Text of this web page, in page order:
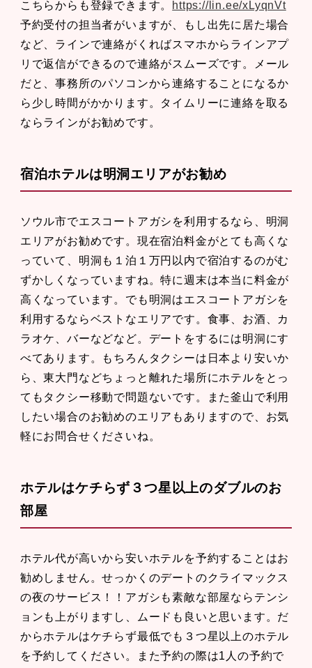
こちらからも登録できます。
https://lin.ee/xLyqnVt
予約受付の担当者がいますが、もし出先に居た場合
など、ラインで連絡がくればスマホからラインアプ
リで返信ができるので連絡がスムーズです。メール
だと、事務所のパソコンから連絡することになるか
ら少し時間がかかります。タイムリーに連絡を取る
ならラインがお勧めです。
宿泊ホテルは明洞エリアがお勧め
ソウル市でエスコートアガシを利用するなら、明洞
エリアがお勧めです。現在宿泊料金がとても高くな
っていて、明洞も１泊１万円以内で宿泊するのがむ
ずかしくなっていますね。特に週末は本当に料金が
高くなっています。でも明洞はエスコートアガシを
利用するならベストなエリアです。食事、お酒、カ
ラオケ、バーなどなど。デートをするには明洞にす
べてあります。もちろんタクシーは日本より安いか
ら、東大門などちょっと離れた場所にホテルをとっ
てもタクシー移動で問題ないです。また釜山で利用
したい場合のお勧めのエリアもありますので、お気
軽にお問合せくださいね。
ホテルはケチらず３つ星以上のダブルのお
部屋
ホテル代が高いから安いホテルを予約することはお
勧めしません。せっかくのデートのクライマックス
の夜のサービス！！アガシも素敵な部屋ならテンシ
ョンも上がりますし、ムードも良いと思います。だ
からホテルはケチらず最低でも３つ星以上のホテル
を予約してください。また予約の際は1人の予約で